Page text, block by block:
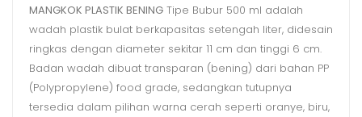
HARGA
GROSIR
MANGKOK PLASTIK BENING Tipe Bubur 500 ml adalah
wadah plastik bulat berkapasitas setengah liter, didesain
ringkas dengan diameter sekitar 11 cm dan tinggi 6 cm.
Badan wadah dibuat transparan (bening) dari bahan PP
(Polypropylene) food grade, sedangkan tutupnya
tersedia dalam pilihan warna cerah seperti oranye, biru,